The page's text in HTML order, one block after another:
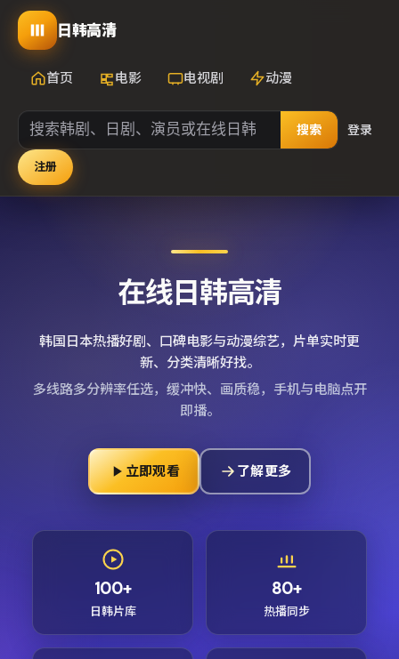
日韩高清
首页 电影 电视剧 动漫
搜索 登录
注册
在线日韩高清
韩国日本热播好剧、口碑电影与动漫综艺，片单实时更
新、分类清晰好找。
多线路多分辨率任选，缓冲快、画质稳，手机与电脑点开
即播。
立即观看 了解更多
100+
日韩片库
80+
热播同步